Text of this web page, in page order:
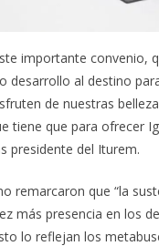
importante convenio,
desarrollo al destino
de nuestras
tiene que para ofrecer
presidente del Iturem.
remarcaron que “la
más presencia en los
lo reflejan los